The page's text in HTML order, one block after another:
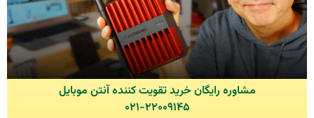
مشاوره رایگان خرید تقویت کننده آنتن موبایل
۰۲۱-۲۲۰۰۹۱۴۵